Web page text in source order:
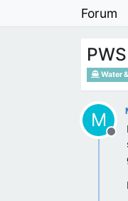
Forum
Water
M